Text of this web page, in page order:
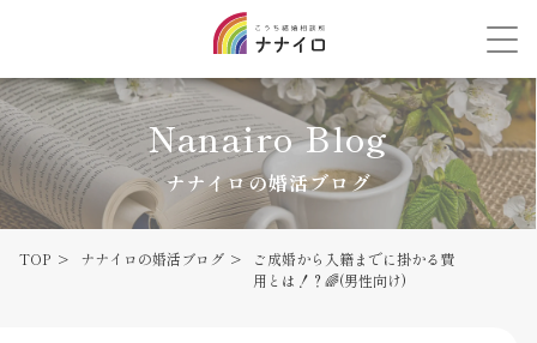
Nanairo Blog
ナナイロの婚活ブログ
TOP ナナイロの婚活ブログ
ご成婚から入籍までに掛かる費
用とは！？🌈(男性向け)